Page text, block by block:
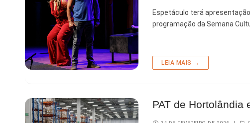
Espetáculo terá
programação da Semana
LEIA MAIS →
PAT de Hortolândia